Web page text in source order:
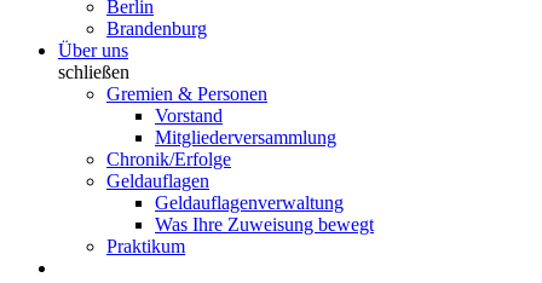
Berlin
Brandenburg
Über uns
schließen
Gremien & Personen
Vorstand
Mitgliederversammlung
Chronik/Erfolge
Geldauflagen
Geldauflagenverwaltung
Was Ihre Zuweisung bewegt
Praktikum